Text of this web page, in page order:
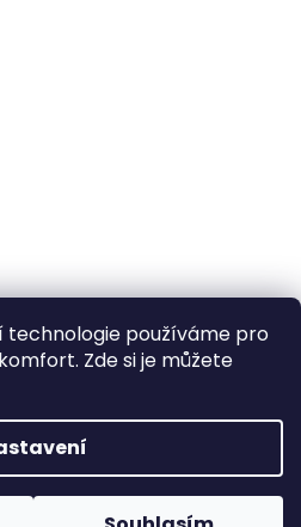
technologie používáme pro
Zde si je můžete
air-cool
do bytu a firem. Všechna